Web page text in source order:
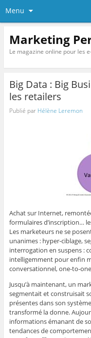
Menu
Marketing
Le magazine online pour les
Big Data : Big
les retailers
Publié par Hélène Leremon
Achat sur Internet,
formulaires d’inscription…
Les marketeurs ne se
unanimes : hyper-ciblage,
interrogation en suspens :
intelligemment pour enfin
conversationnel, one-to-
Jusqu’à maintenant, un
segmentait et construisait
présentes dans son
transformé la donne.
informations émanant de
tendances de